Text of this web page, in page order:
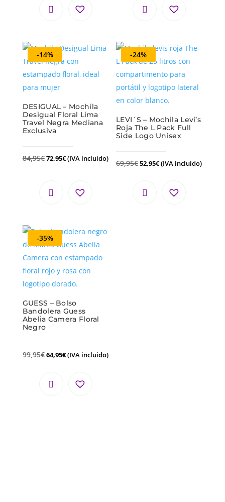
-14%
DESIGUAL – Mochila
Desigual Floral Lima
Travel Negra Mediana
Exclusiva
84,95€72,95€(IVA incluido)
-24%
LEVI´S – Mochila Levi’s
Roja The L Pack Full
Side Logo Unisex
69,95€52,95€(IVA incluido)
-35%
GUESS – Bolso
Bandolera Guess
Abelia Camera Floral
Negro
99,95€64,95€(IVA incluido)